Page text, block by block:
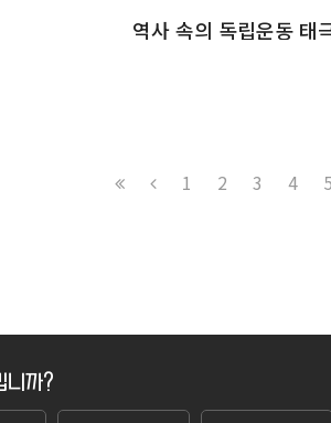
역사 속의 독립운동 태
1 2 3 4 5
니까?